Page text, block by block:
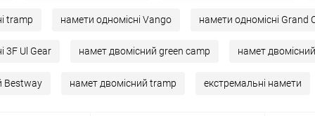
tramp намети одномісні Vango намети одномісні Grand
3F Ul Gear намет двомісний green camp намет двомісний
Bestway намет двомісний tramp екстремальні намети